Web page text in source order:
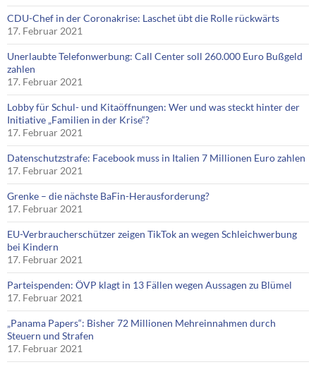
CDU-Chef in der Coronakrise: Laschet übt die Rolle rückwärts
17. Februar 2021
Unerlaubte Telefonwerbung: Call Center soll 260.000 Euro Bußgeld
zahlen
17. Februar 2021
Lobby für Schul- und Kitaöffnungen: Wer und was steckt hinter der
Initiative „Familien in der Krise“?
17. Februar 2021
Datenschutzstrafe: Facebook muss in Italien 7 Millionen Euro zahlen
17. Februar 2021
Grenke – die nächste BaFin-Herausforderung?
17. Februar 2021
EU-Verbraucherschützer zeigen TikTok an wegen Schleichwerbung
bei Kindern
17. Februar 2021
Parteispenden: ÖVP klagt in 13 Fällen wegen Aussagen zu Blümel
17. Februar 2021
„Panama Papers“: Bisher 72 Millionen Mehreinnahmen durch
Steuern und Strafen
17. Februar 2021